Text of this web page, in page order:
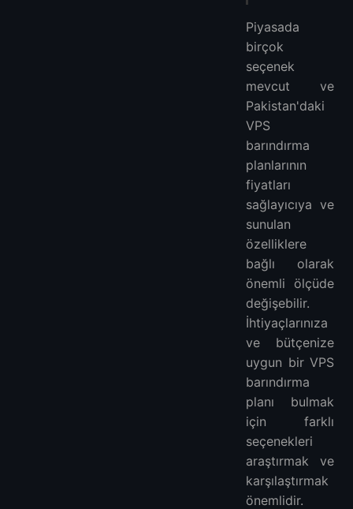
Piyasada
birçok
seçenek
mevcut ve
Pakistan'daki
VPS
barındırma
planlarının
fiyatları
sağlayıcıya ve
sunulan
özelliklere
bağlı olarak
önemli ölçüde
değişebilir.
İhtiyaçlarınıza
ve bütçenize
uygun bir VPS
barındırma
planı bulmak
için farklı
seçenekleri
araştırmak ve
karşılaştırmak
önemlidir.